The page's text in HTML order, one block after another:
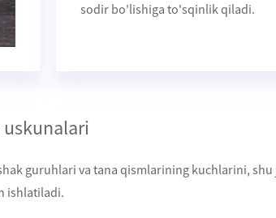
sodir bo'lishiga to'sqinlik qiladi.
guruhlari va tana qismlarining kuchlarini,
ishlatiladi.